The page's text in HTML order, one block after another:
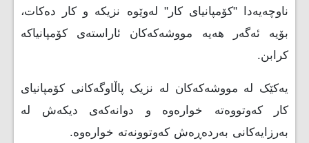
ناوچەیەدا "کۆمپانیای کار" لەوێوە نزیکە و کار دەکات،
بۆیە ئەگەر ھەیە مووشەکەکان ئاراستەی کۆمپانیاکە
کرابن.
یەکێک لە مووشەکەکان لە نزیک پاڵاوگەکانى کۆمپانیای
کار کەوتووەتە خوارەوە و دوانەکەى دیکەش لە
بەرزایەکانى بەردەڕەش کەوتوونەتە خوارەوە.